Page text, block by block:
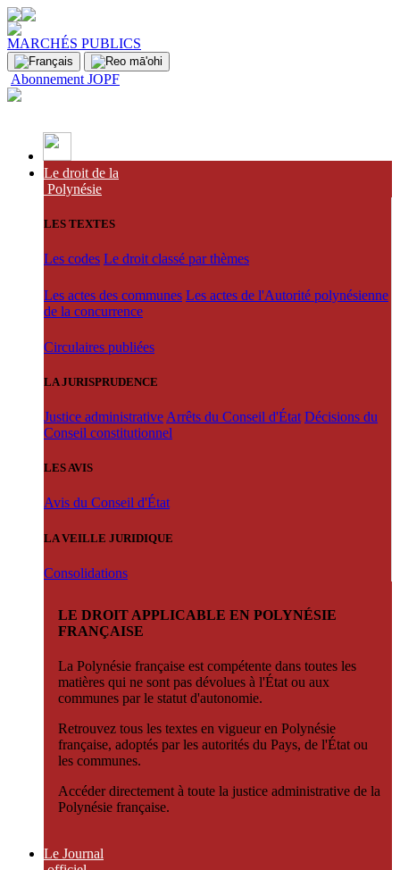
MARCHÉS PUBLICS
Abonnement JOPF
Le droit de la
Polynésie
LES TEXTES
Les codes Le droit classé par thèmes
Les actes des communes Les actes de l'Autorité polynésienne
de la concurrence
Circulaires publiées
LA JURISPRUDENCE
Justice administrative Arrêts du Conseil d'État Décisions du
Conseil constitutionnel
LES AVIS
Avis du Conseil d'État
LA VEILLE JURIDIQUE
Consolidations
LE DROIT APPLICABLE EN POLYNÉSIE
FRANÇAISE
La Polynésie française est compétente dans toutes les
matières qui ne sont pas dévolues à l'État ou aux
communes par le statut d'autonomie.
Retrouvez tous les textes en vigueur en Polynésie
française, adoptés par les autorités du Pays, de l'État ou
les communes.
Accéder directement à toute la justice administrative de la
Polynésie française.
Le Journal